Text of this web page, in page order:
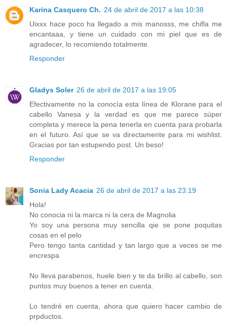
Karina Casquero Ch. 24 de abril de 2017 a las 10:38
Uixxx hace poco ha llegado a mis manosss, me chifla me
encantaaa, y tiene un cuidado con mi piel que es de
agradecer, lo recomiendo totalmente.
Responder
Gladys Soler 26 de abril de 2017 a las 19:05
Efectivamente no la conocía esta línea de Klorane para el
cabello Vanesa y la verdad es que me parece súper
completa y merece la pena tenerla en cuenta para probarla
en el futuro. Así que se va directamente para mi wishlist.
Gracias por tan estupendo post. Un beso!
Responder
Sonia Lady Acacia 26 de abril de 2017 a las 23:19
Hola!
No conocia ni la marca ni la cera de Magnolia
Yo soy una persona muy sencilla qie se pone poquitas
cosas en el pelo
Pero tengo tanta cantidad y tan largo que a veces se me
encrespa
No lleva parabenos, huele bien y te da brillo al cabello, son
puntos muy buenos a tener en cuenta.
Lo tendré en cuenta, ahora que quiero hacer cambio de
prpductos.